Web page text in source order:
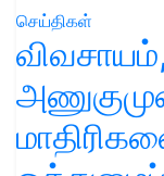
செய்திகள்
விவசாயம்,